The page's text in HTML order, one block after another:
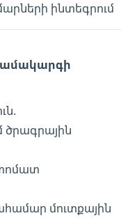
ինտեգրում
մուտքային